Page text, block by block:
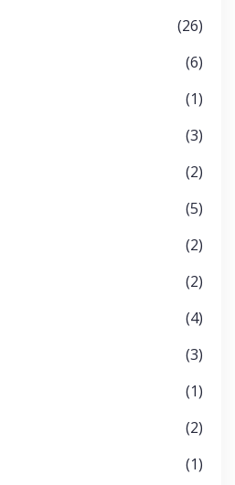
(26)
(6)
(1)
(3)
(2)
(5)
(2)
(2)
(4)
(3)
(1)
(2)
(1)